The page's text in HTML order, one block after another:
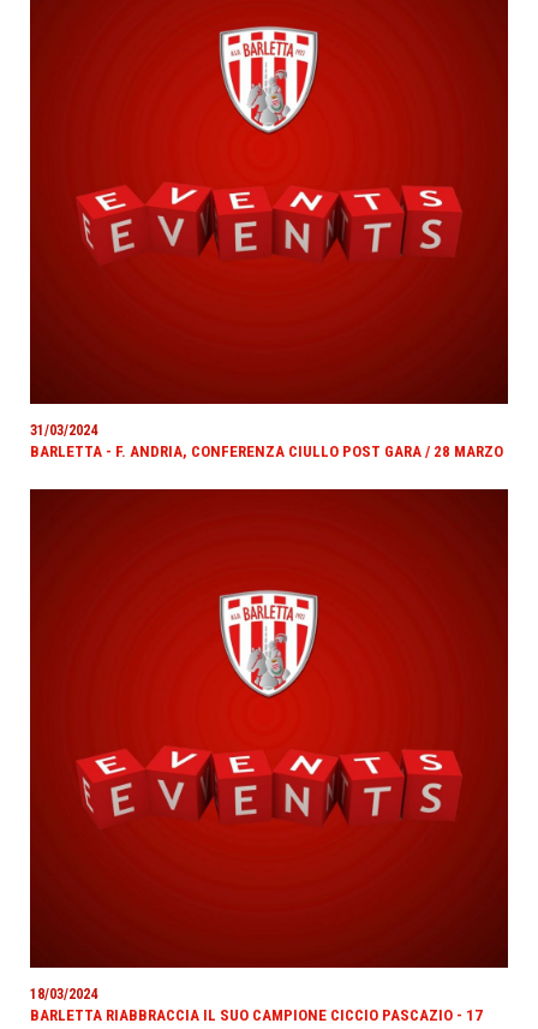
31/03/2024
BARLETTA - F. ANDRIA, CONFERENZA CIULLO POST GARA / 28 MARZO
18/03/2024
BARLETTA RIABBRACCIA IL SUO CAMPIONE CICCIO PASCAZIO - 17